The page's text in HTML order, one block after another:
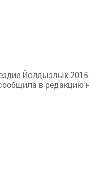
Йолдызлык
в редакцию